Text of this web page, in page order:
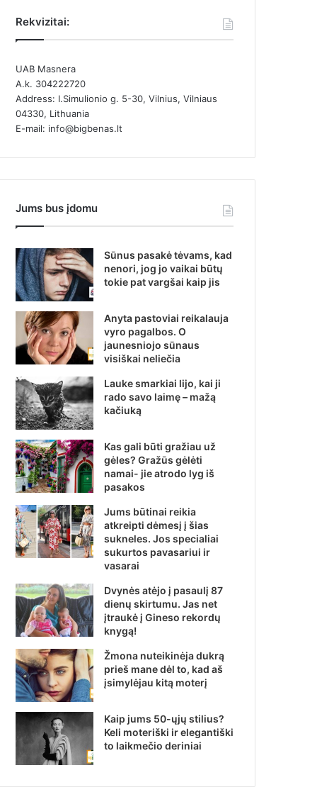
Rekvizitai:
UAB Masnera
A.k. 304222720
Address: I.Simulionio g. 5-30, Vilnius, Vilniaus
04330, Lithuania
E-mail: info@bigbenas.lt
Jums bus įdomu
Sūnus pasakė tėvams, kad
nenori, jog jo vaikai būtų
tokie pat vargšai kaip jis
Anyta pastoviai reikalauja
vyro pagalbos. O
jaunesniojo sūnaus
visiškai neliečia
Lauke smarkiai lijo, kai ji
rado savo laimę – mažą
kačiuką
Kas gali būti gražiau už
gėles? Gražūs gėlėti
namai- jie atrodo lyg iš
pasakos
Jums būtinai reikia
atkreipti dėmesį į šias
sukneles. Jos specialiai
sukurtos pavasariui ir
vasarai
Dvynės atėjo į pasaulį 87
dienų skirtumu. Jas net
įtraukė į Gineso rekordų
knygą!
Žmona nuteikinėja dukrą
prieš mane dėl to, kad aš
įsimylėjau kitą moterį
Kaip jums 50-ųjų stilius?
Keli moteriški ir elegantiški
to laikmečio deriniai